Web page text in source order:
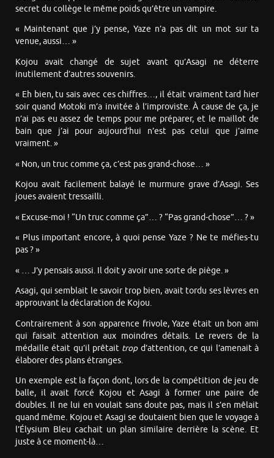
secret du collège le même poids qu’être un vampire.
« Maintenant que j’y pense, Yaze n’a pas dit un mot sur ta
venue, aussi… »
Kojou avait changé de sujet avant qu’Asagi ne déterre
inutilement d’autres souvenirs.
« Eh bien, tu sais avec ces chiffres…, il était vraiment tard hier
soir quand Motoki m’a invitée à l’improviste. À cause de ça, je
n’ai pas eu assez de temps pour me préparer, et le maillot de
bain que j’ai pour aujourd’hui n’est pas celui que j’aime
vraiment. »
« Non, un truc comme ça, c’est pas grand-chose… »
Kojou avait facilement balayé le murmure grave d’Asagi. Ses
joues avaient tressailli.
« Excuse-moi ! “Un truc comme ça”… ? “Pas grand-chose”… ? »
« Plus important encore, à quoi pense Yaze ? Ne te méfies-tu
pas ? »
« … J’y pensais aussi. Il doit y avoir une sorte de piège. »
Asagi, qui semblait le savoir trop bien, avait tordu ses lèvres en
approuvant la déclaration de Kojou.
Contrairement à son apparence frivole, Yaze était un bon ami
qui faisait attention aux moindres détails. Le revers de la
médaille était qu’il prêtait trop d’attention, ce qui l’amenait à
élaborer des plans étranges.
Un exemple est la façon dont, lors de la compétition de jeu de
balle, il avait forcé Kojou et Asagi à former une paire de
doubles. Il ne lui en voulait sans doute pas, mais il s’en mêlait
quand même. Kojou et Asagi se doutaient bien que le voyage à
l’Élysium Bleu cachait un plan similaire derrière la scène. Et
juste à ce moment-là…